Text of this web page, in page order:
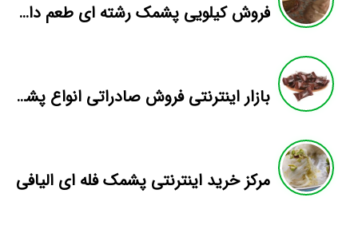
فروش کیلویی پشمک رشته ای طعم دار میوه
بازار اینترنتی فروش صادراتی انواع پشمک الیافی/شکلاتی
مرکز خرید اینترنتی پشمک فله ای الیافی